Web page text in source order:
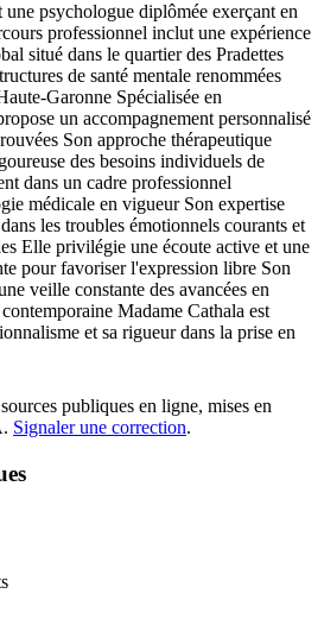
psychologue diplômée exerçant en
professionnel inclut une expérience
situé dans le quartier des Pradettes
de santé mentale renommées
Garonne Spécialisée en
un accompagnement personnalisé
Son approche thérapeutique
des besoins individuels de
dans un cadre professionnel
médicale en vigueur Son expertise
les troubles émotionnels courants et
Elle privilégie une écoute active et une
pour favoriser l'expression libre Son
veille constante des avancées en
Madame Cathala est
et sa rigueur dans la prise en
publiques en ligne, mises en
Signaler une correction.